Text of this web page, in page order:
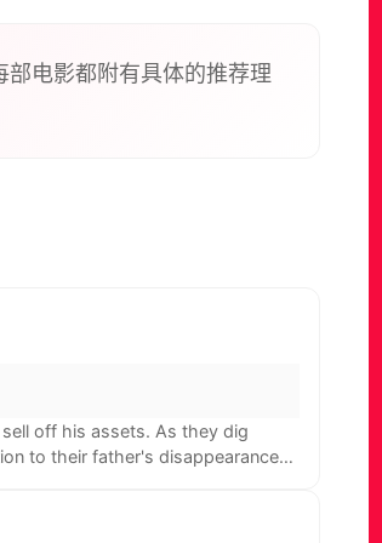
电影都附有具体的推荐理
off his assets. As they dig
to their father's disappearance